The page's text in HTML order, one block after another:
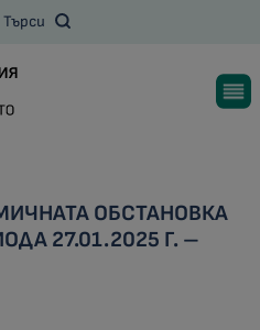
Търси
ОБСТАНОВКА
27.01.2025 Г. –